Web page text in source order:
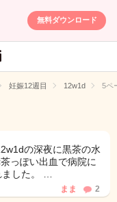
無料ダウンロード
妊娠12週目 12w1d 5ペ
の深夜に黒茶の水
っぽい出血で病院に
した。 …
まま 2